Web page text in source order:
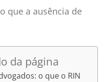
que a ausência de
da página
o que o RIN